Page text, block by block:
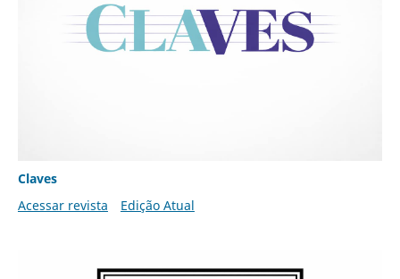
Claves
Acessar revista
Edição Atual